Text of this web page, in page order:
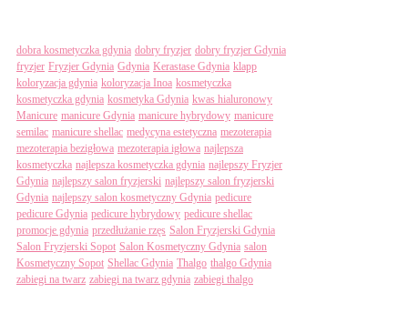
dobra kosmetyczka gdynia dobry fryzjer dobry fryzjer Gdynia
fryzjer Fryzjer Gdynia Gdynia Kerastase Gdynia klapp
koloryzacja gdynia koloryzacja Inoa kosmetyczka
kosmetyczka gdynia kosmetyka Gdynia kwas hialuronowy
Manicure manicure Gdynia manicure hybrydowy manicure
semilac manicure shellac medycyna estetyczna mezoterapia
mezoterapia bezigłowa mezoterapia igłowa najlepsza
kosmetyczka najlepsza kosmetyczka gdynia najlepszy Fryzjer
Gdynia najlepszy salon fryzjerski najlepszy salon fryzjerski
Gdynia najlepszy salon kosmetyczny Gdynia pedicure
pedicure Gdynia pedicure hybrydowy pedicure shellac
promocje gdynia przedłużanie rzęs Salon Fryzjerski Gdynia
Salon Fryzjerski Sopot Salon Kosmetyczny Gdynia salon
Kosmetyczny Sopot Shellac Gdynia Thalgo thalgo Gdynia
zabiegi na twarz zabiegi na twarz gdynia zabiegi thalgo